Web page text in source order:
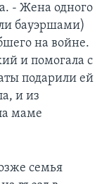
- Жена одного
бауэршами)
на войне.
и помогала с
подарили ей
и из
маме
семья